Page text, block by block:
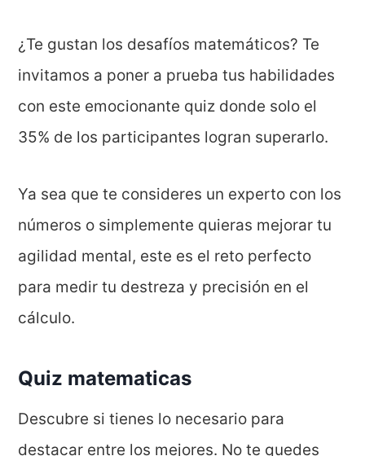
¿Te gustan los desafíos matemáticos? Te
invitamos a poner a prueba tus habilidades
con este emocionante quiz donde solo el
35% de los participantes logran superarlo.
Ya sea que te consideres un experto con los
números o simplemente quieras mejorar tu
agilidad mental, este es el reto perfecto
para medir tu destreza y precisión en el
cálculo.
Quiz matematicas
Descubre si tienes lo necesario para
destacar entre los mejores. No te quedes